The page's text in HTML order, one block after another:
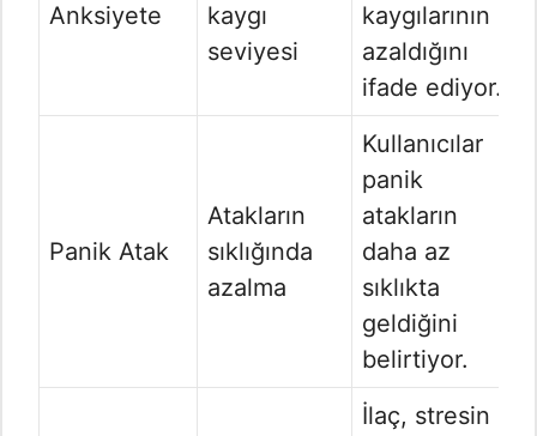
Anksiyete
kaygı
seviyesi
kaygılarının
azaldığını
ifade ediyor.
Panik Atak
Atakların
sıklığında
azalma
Kullanıcılar
panik
atakların
daha az
sıklıkta
geldiğini
belirtiyor.
İlaç, stresin